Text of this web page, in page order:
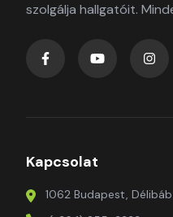
szolgálja hallgatóit.
Kapcsolat
1062 Budapest, Délibáb